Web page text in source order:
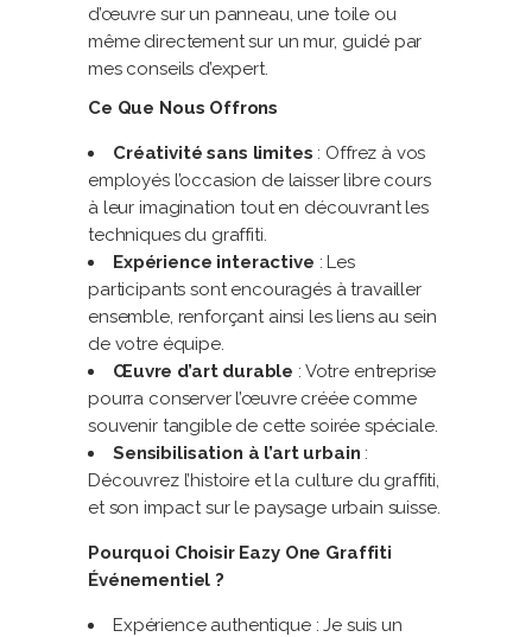
d’œuvre sur un panneau, une toile ou
même directement sur un mur, guidé par
mes conseils d’expert.
Ce Que Nous Offrons
Créativité sans limites : Offrez à vos
employés l’occasion de laisser libre cours
à leur imagination tout en découvrant les
techniques du graffiti.
Expérience interactive : Les
participants sont encouragés à travailler
ensemble, renforçant ainsi les liens au sein
de votre équipe.
Œuvre d’art durable : Votre entreprise
pourra conserver l’œuvre créée comme
souvenir tangible de cette soirée spéciale.
Sensibilisation à l’art urbain :
Découvrez l’histoire et la culture du graffiti,
et son impact sur le paysage urbain suisse.
Pourquoi Choisir Eazy One Graffiti
Événementiel ?
Expérience authentique : Je suis un